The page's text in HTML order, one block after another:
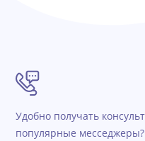
Удобно получать
популярные